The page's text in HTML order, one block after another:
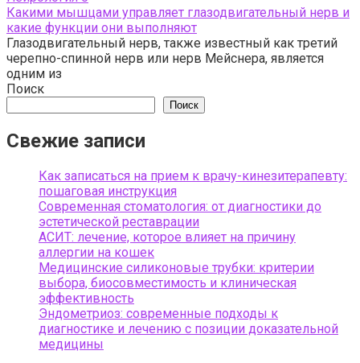
Какими мышцами управляет глазодвигательный нерв и
какие функции они выполняют
Глазодвигательный нерв, также известный как третий
черепно-спинной нерв или нерв Мейснера, является
одним из
Поиск
Поиск
Свежие записи
Как записаться на прием к врачу-кинезитерапевту:
пошаговая инструкция
Современная стоматология: от диагностики до
эстетической реставрации
АСИТ: лечение, которое влияет на причину
аллергии на кошек
Медицинские силиконовые трубки: критерии
выбора, биосовместимость и клиническая
эффективность
Эндометриоз: современные подходы к
диагностике и лечению с позиции доказательной
медицины